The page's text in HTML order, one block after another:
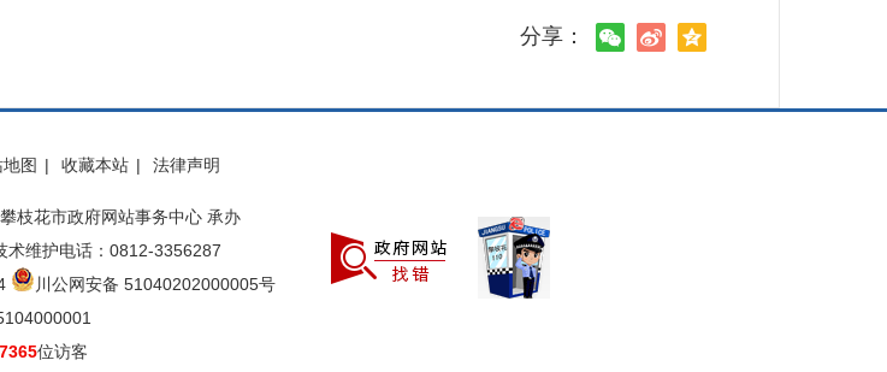
分享：
图 | 收藏本站 | 法律声明
枝花市政府网站事务中心 承办
术维护电话：0812-3356287
川公网安备 51040202000005号
位访客